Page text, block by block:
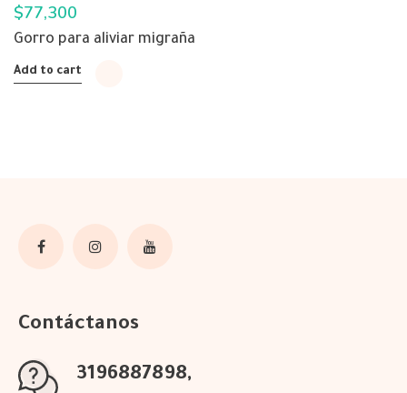
$77,300
Gorro para aliviar migraña
Add to cart
Contáctanos
3196887898